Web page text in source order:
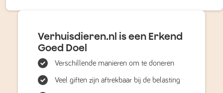
Verhuisdieren.nl is een Erkend
Goed Doel
Verschillende manieren om te doneren
Veel giften zijn aftrekbaar bij de belasting